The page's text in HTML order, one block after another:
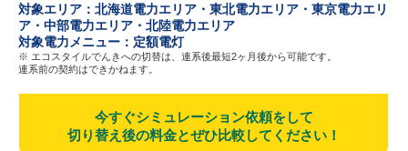
対象エリア：北海道電力エリア・東北電力エリア・東京電力エリ
ア・中部電力エリア・北陸電力エリア
対象電力メニュー：定額電灯
※ エコスタイルでんきへの切替は、連系後最短2ヶ月後から可能です。
連系前の契約はできかねます。
今すぐシミュレーション依頼をして
切り替え後の料金とぜひ比較してください！